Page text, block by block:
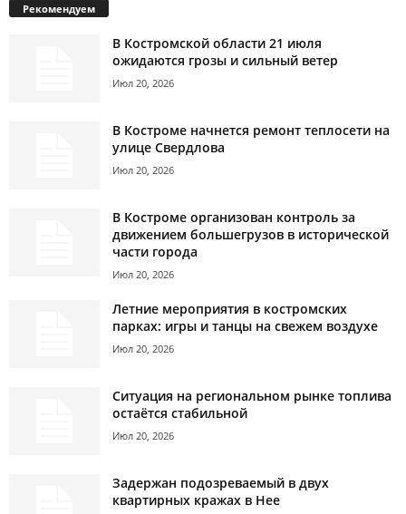
Рекомендуем
В Костромской области 21 июля
ожидаются грозы и сильный ветер
Июл 20, 2026
В Костроме начнется ремонт теплосети на
улице Свердлова
Июл 20, 2026
В Костроме организован контроль за
движением большегрузов в исторической
части города
Июл 20, 2026
Летние мероприятия в костромских
парках: игры и танцы на свежем воздухе
Июл 20, 2026
Ситуация на региональном рынке топлива
остаётся стабильной
Июл 20, 2026
Задержан подозреваемый в двух
квартирных кражах в Нее